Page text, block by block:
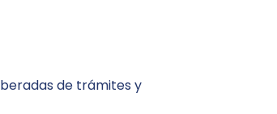
de trámites y